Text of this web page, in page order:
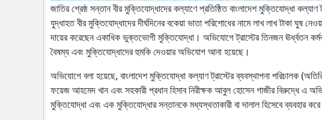
জাতির শ্রেষ্ঠ সন্তান বীর মুক্তিযোদ্ধাদের কল্যাণে প্রতিষ্ঠিত বাংলাদেশ মুক্তিযোদ্ধা
যুদ্ধাহত বীর মুক্তিযোদ্ধাদের দীর্ঘদিনের বকেয়া ভাতা পরিশোধের নামে লাখ লাখ টাকা ঘুষ
দায়ের করেছেন একাধিক ভুক্তভোগী মুক্তিযোদ্ধা। অভিযোগে ট্রাস্টের তিনজন ঊর্ধ্বতন
বৈষম্য এবং মুক্তিযোদ্ধাদের হুমকি দেওয়ার অভিযোগ আনা হয়েছে।
অভিযোগে বলা হয়েছে, বাংলাদেশ মুক্তিযোদ্ধা কল্যাণ ট্রাস্টের ব্যবস্থাপনা পরিচালক
ফয়েজ আহমেদ খান এবং সহকারী প্রধান হিসাব নিরীক্ষক আবুল হোসেন গাজীর বিরুদ্ধে
মুক্তিযোদ্ধা এবং এক মুক্তিযোদ্ধার সন্তানকে মধ্যস্থতাকারী বা দালাল হিসেবে ব্যবহার